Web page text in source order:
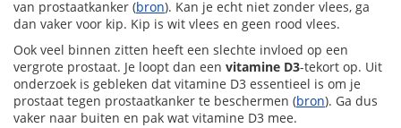
van prostaatkanker (bron). Kan je echt niet zonder vlees, ga
dan vaker voor kip. Kip is wit vlees en geen rood vlees.
Ook veel binnen zitten heeft een slechte invloed op een
vergrote prostaat. Je loopt dan een vitamine D3-tekort op. Uit
onderzoek is gebleken dat vitamine D3 essentieel is om je
prostaat tegen prostaatkanker te beschermen (bron). Ga dus
vaker naar buiten en pak wat vitamine D3 mee.